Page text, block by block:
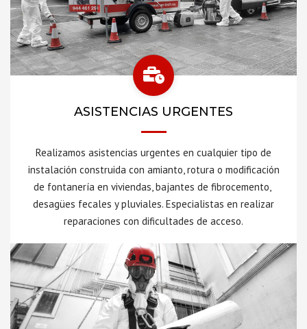
ASISTENCIAS URGENTES
Realizamos asistencias urgentes en cualquier tipo de
instalación construida con amianto, rotura o modificación
de fontanería en viviendas, bajantes de fibrocemento,
desagües fecales y pluviales. Especialistas en realizar
reparaciones con dificultades de acceso.